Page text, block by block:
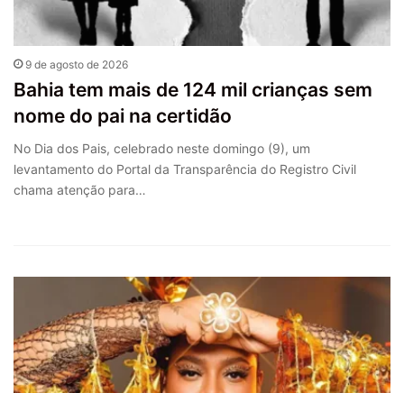
9 de agosto de 2026
Bahia tem mais de 124 mil crianças sem
nome do pai na certidão
No Dia dos Pais, celebrado neste domingo (9), um
levantamento do Portal da Transparência do Registro Civil
chama atenção para…